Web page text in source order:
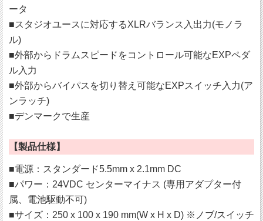
ータ
■スタジオユースに対応するXLRバランス入出力(モノラ
ル)
■外部からドラムスピードをコントロール可能なEXPペダ
ル入力
■外部からバイパスを切り替え可能なEXPスイッチ入力(ア
ンラッチ)
■デンマークで生産
【製品仕様】
■電源：スタンダード5.5mm x 2.1mm DC
■パワー：24VDC センターマイナス (専用アダプター付
属、電池駆動不可)
■サイズ：250 x 100 x 190 mm(W x H x D) ※ノブ/スイッチ